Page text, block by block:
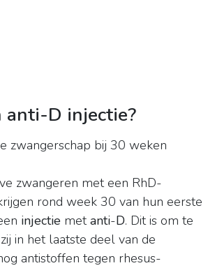
anti-D injectie?
zwangerschap bij 30 weken
zwangeren met een RhD-
rond week 30 van hun eerste
injectie metanti-D. Dit is om te
in het laatste deel van de
antistoffen tegen rhesus-